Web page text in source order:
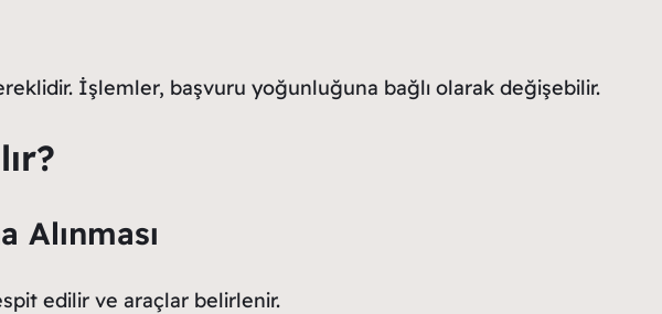
İşlemler, başvuru yoğunluğuna bağlı olarak değişebilir.
Alınması
edilir ve araçlar belirlenir.